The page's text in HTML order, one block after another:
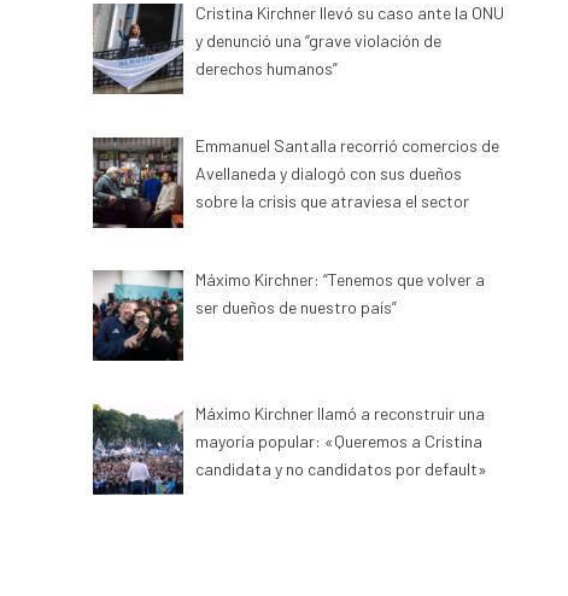
Cristina Kirchner llevó su caso ante la ONU
y denunció una “grave violación de
derechos humanos”
Emmanuel Santalla recorrió comercios de
Avellaneda y dialogó con sus dueños
sobre la crisis que atraviesa el sector
Máximo Kirchner: “Tenemos que volver a
ser dueños de nuestro país”
Máximo Kirchner llamó a reconstruir una
mayoría popular: «Queremos a Cristina
candidata y no candidatos por default»